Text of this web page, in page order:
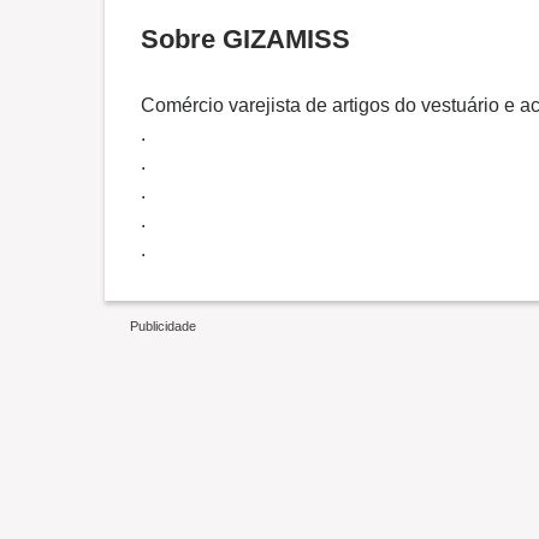
Sobre GIZAMISS
Comércio varejista de artigos do vestuário e
.
.
.
.
.